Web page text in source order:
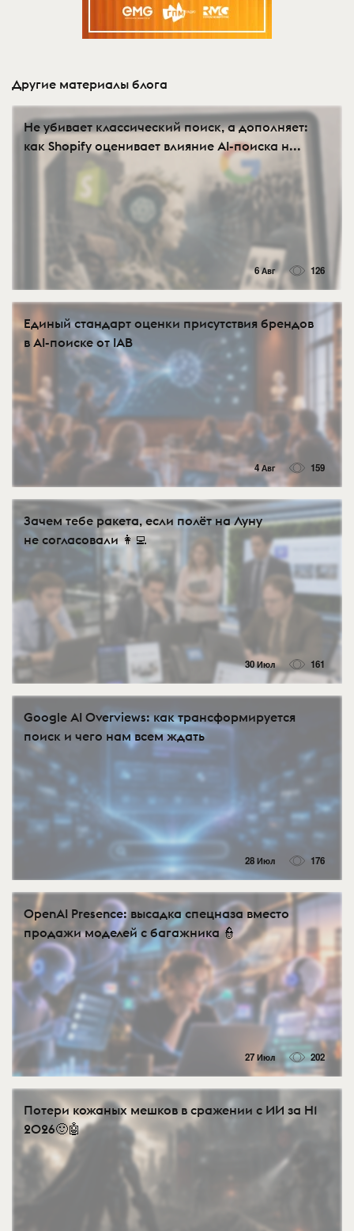
Другие материалы блога
Не убивает классический поиск, а дополняет:
как Shopify оценивает влияние AI-поиска н...
6 Авг 126
Eдиный стандарт оценки присутствия брендов
в AI-поиске от IAB
4 Авг 159
Зачем тебе ракета, если полёт на Луну
не согласовали 👩‍💻
30 Июл 161
Google AI Overviews: как трансформируется
поиск и чего нам всем ждать
28 Июл 176
OpenAI Presence: высадка спецназа вместо
продажи моделей с багажника 👮
27 Июл 202
Потери кожаных мешков в сражении с ИИ за H1
2026🙂🤖